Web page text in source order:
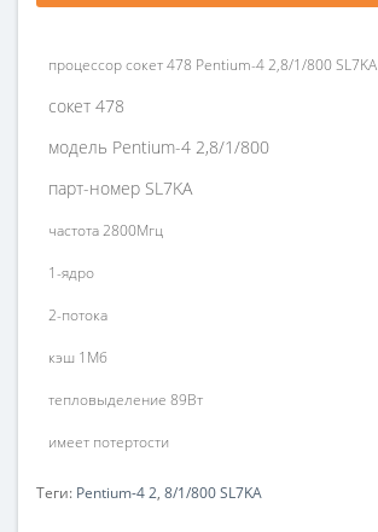
процессор сокет 478 Pentium-4 2,8/1/800 SL7KA
сокет 478
модель Pentium-4 2,8/1/800
парт-номер SL7KA
частота 2800Мгц
1-ядро
2-потока
кэш 1Мб
тепловыделение 89Вт
имеет потертости
Теги: Pentium-4 2, 8/1/800 SL7KA